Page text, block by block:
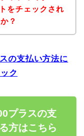
をチェックされ
？
の支払い方法に
ク
プラスの支
方はこちら